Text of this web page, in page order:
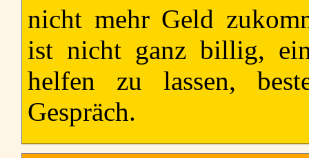
nicht mehr Geld
ist nicht ganz billig,
helfen zu lassen,
Gespräch.